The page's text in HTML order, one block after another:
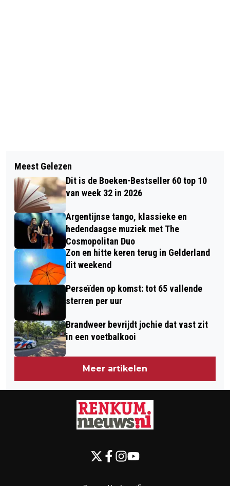
GELDERSE BEDEVAART TER ERE VAN
ONZE LIEVE VROUWE VAN RENKUM
WETHOUDER MARINKA MULDER
OPENT PLANDELPUNT IN BIBLIOTHEEK
RENKUM
Meest Gelezen
Dit is de Boeken-Bestseller 60 top 10
van week 32 in 2026
Argentijnse tango, klassieke en
hedendaagse muziek met The
Cosmopolitan Duo
Zon en hitte keren terug in Gelderland
dit weekend
Perseïden op komst: tot 65 vallende
sterren per uur
Brandweer bevrijdt jochie dat vast zit
in een voetbalkooi
Meer artikelen